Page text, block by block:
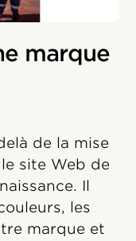
marque
de la mise
site Web de
Il
les
marque et